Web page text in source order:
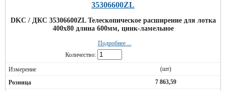
35306600ZL
DKC / ДКС 35306600ZL Телескопическое расширение для лотка
400х80 длина 600мм, цинк-ламельное
Подробнее ...
Количество:
(шт)
7 863,59